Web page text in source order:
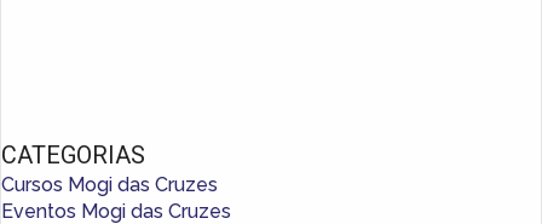
CATEGORIAS
Cursos Mogi das Cruzes
Eventos Mogi das Cruzes